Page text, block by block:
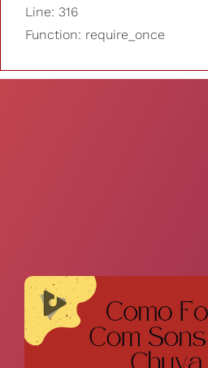
Line: 316
Function: require_once